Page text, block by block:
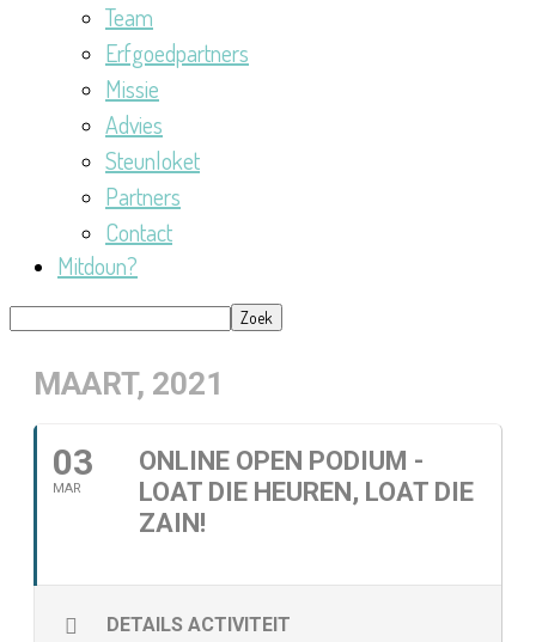
Team
Erfgoedpartners
Missie
Advies
Steunloket
Partners
Contact
Mitdoun?
MAART, 2021
03
MAR
ONLINE OPEN PODIUM -
LOAT DIE HEUREN, LOAT DIE
ZAIN!
DETAILS ACTIVITEIT